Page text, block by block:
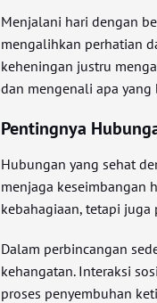
Menjalani hari dengan
mengalihkan perhatian
keheningan justru
dan mengenali apa
Pentingnya
Hubungan yang sehat
menjaga keseimbangan
kebahagiaan, tetapi juga
Dalam perbincangan
kehangatan. Interaksi
proses penyembuhan